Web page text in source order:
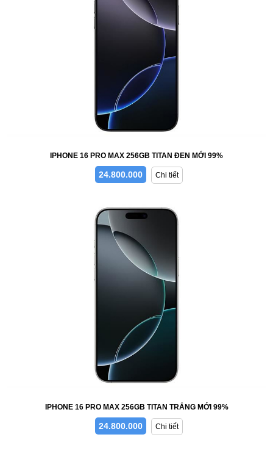
IPHONE 16 PRO MAX 256GB TITAN ĐEN MỚI 99%
24.800.000 Chi tiết
IPHONE 16 PRO MAX 256GB TITAN TRẮNG MỚI 99%
24.800.000 Chi tiết